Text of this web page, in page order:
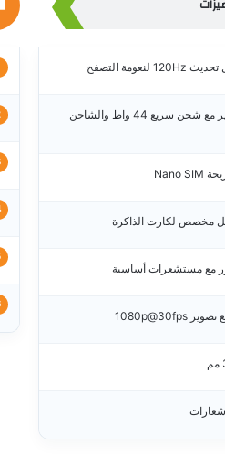
بطارية ضخمة 6500 مللي أمبير مع شحن سريع 44 واط والشاحن
مع مستشعرات أساسية